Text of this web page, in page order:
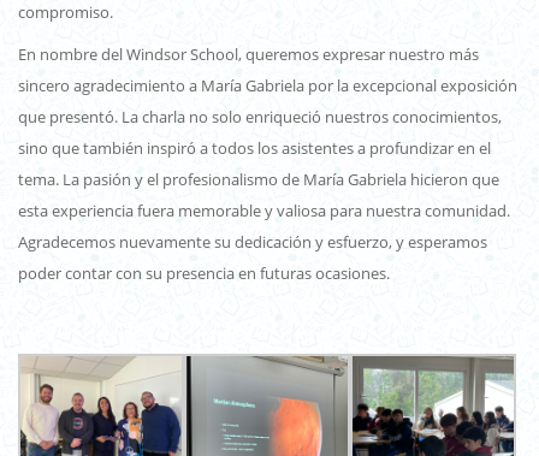
compromiso.
En nombre del Windsor School, queremos expresar nuestro más
sincero agradecimiento a María Gabriela por la excepcional exposición
que presentó. La charla no solo enriqueció nuestros conocimientos,
sino que también inspiró a todos los asistentes a profundizar en el
tema. La pasión y el profesionalismo de María Gabriela hicieron que
esta experiencia fuera memorable y valiosa para nuestra comunidad.
Agradecemos nuevamente su dedicación y esfuerzo, y esperamos
poder contar con su presencia en futuras ocasiones.